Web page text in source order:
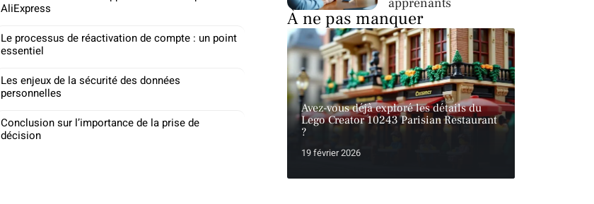
AliExpress
Le processus de réactivation de compte : un point
essentiel
Les enjeux de la sécurité des données
personnelles
Conclusion sur l’importance de la prise de
décision
apprenants
À ne pas manquer
Avez-vous déjà exploré les détails du
Lego Creator 10243 Parisian Restaurant
?
19 février 2026